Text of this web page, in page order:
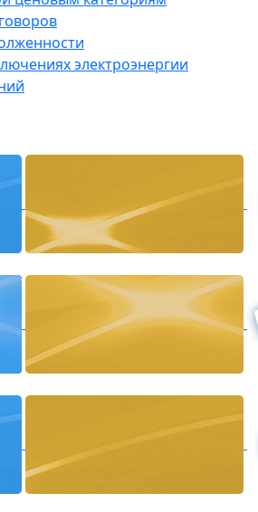
электроэнергии